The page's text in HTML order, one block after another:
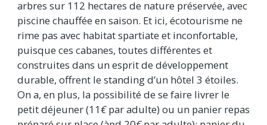
arbres sur 112 hectares de nature préservée, avec
piscine chauffée en saison. Et ici, écotourisme ne
rime pas avec habitat spartiate et inconfortable,
puisque ces cabanes, toutes différentes et
construites dans un esprit de développement
durable, offrent le standing d’un hôtel 3 étoiles.
On a, en plus, la possibilité de se faire livrer le
petit déjeuner (11€par adulte) ou un panier repas